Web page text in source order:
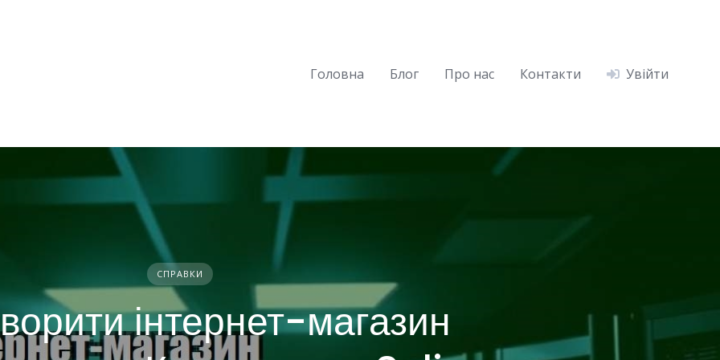
Головна
Блог Про нас Контакти Увійти
СПРАВКИ
інтернет-магазин